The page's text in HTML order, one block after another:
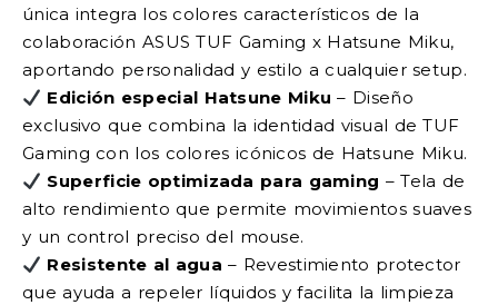
única integra los colores característicos de la
colaboración ASUS TUF Gaming x Hatsune Miku,
aportando personalidad y estilo a cualquier setup.
Edición especial Hatsune Miku – Diseño
exclusivo que combina la identidad visual de TUF
Gaming con los colores icónicos de Hatsune Miku.
Superficie optimizada para gaming – Tela de
alto rendimiento que permite movimientos suaves
y un control preciso del mouse.
Resistente al agua – Revestimiento protector
que ayuda a repeler líquidos y facilita la limpieza